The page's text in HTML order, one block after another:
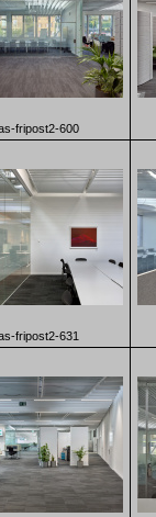
fripost2-600
fripost2-631